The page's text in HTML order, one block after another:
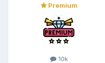
Premium
10k